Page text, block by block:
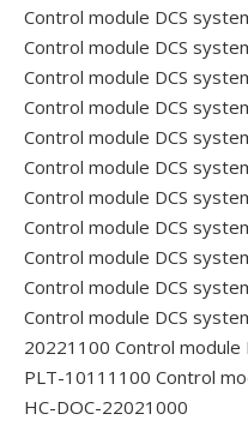
Control module DCS
Control module DCS
Control module DCS
Control module DCS
Control module DCS
Control module DCS
Control module DCS
Control module DCS
Control module DCS
Control module DCS
Control module DCS
20221100 Control module
PLT-10111100 Control
HC-DOC-22021000